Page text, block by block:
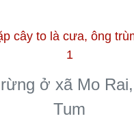
ở xã Mo
Tum